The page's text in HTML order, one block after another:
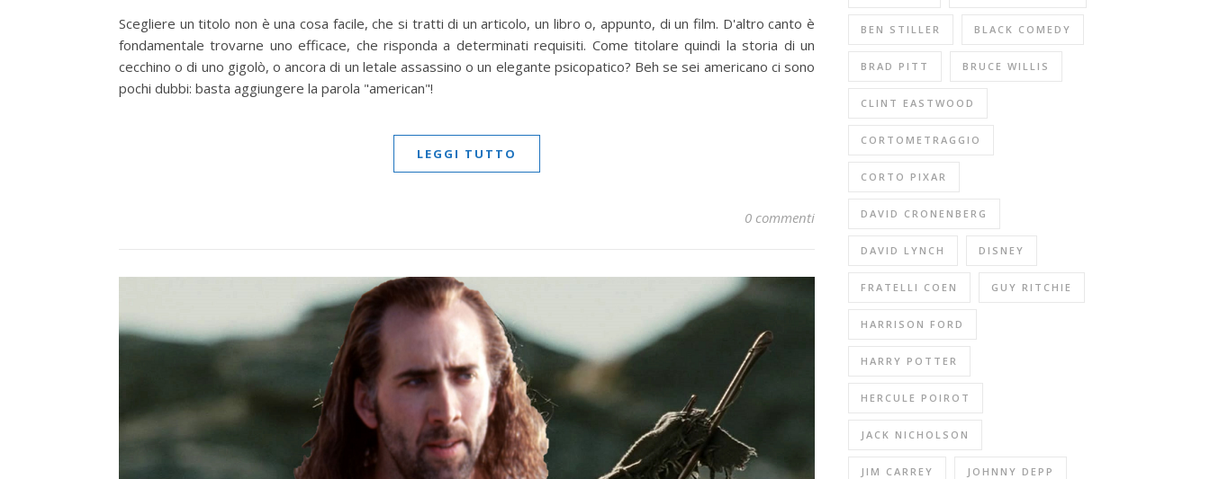
Scegliere un titolo non è una cosa facile, che si tratti di un articolo, un libro o, appunto, di un film. D'altro canto è
fondamentale trovarne uno efficace, che risponda a determinati requisiti. Come titolare quindi la storia di un
cecchino o di uno gigolò, o ancora di un letale assassino o un elegante psicopatico? Beh se sei americano ci sono
pochi dubbi: basta aggiungere la parola "american"!
LEGGI TUTTO
0 commenti
BEN STILLER BLACK COMEDY
BRAD PITT BRUCE WILLIS
CLINT EASTWOOD
CORTOMETRAGGIO
CORTO PIXAR
DAVID CRONENBERG
DAVID LYNCH DISNEY
FRATELLI COEN GUY RITCHIE
HARRISON FORD
HARRY POTTER
HERCULE POIROT
JACK NICHOLSON
JIM CARREY JOHNNY DEPP